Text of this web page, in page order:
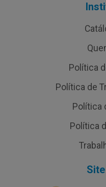
Política
Política de
Política
Política